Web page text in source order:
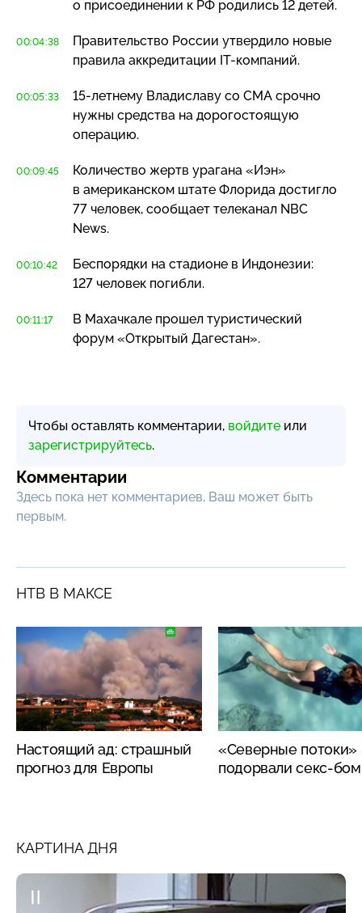
о присоединении к РФ родились 12 детей.
00:04:38
Правительство России утвердило новые
правила аккредитации IT-компаний.
00:05:33 15-летнему Владиславу со СМА срочно
нужны средства на дорогостоящую
операцию.
00:09:45
Количество жертв урагана «Иэн»
в американском штате Флорида достигло
77 человек, сообщает телеканал NBC
News.
00:10:42
Беспорядки на стадионе в Индонезии:
127 человек погибли.
00:11:17
В Махачкале прошел туристический
форум «Открытый Дагестан».
Чтобы оставлять комментарии, войдите или
зарегистрируйтесь.
Комментарии
Здесь пока нет комментариев, Ваш может быть
первым.
НТВ В МАКСЕ
Настоящий ад: страшный
прогноз для Европы
«Северные потоки»
подорвали секс-
КАРТИНА ДНЯ